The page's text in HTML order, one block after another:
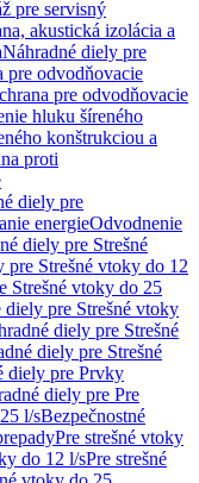
pre servisný
akustická izolácia a
Náhradné diely pre
pre odvodňovacie
pre odvodňovacie
hluku šíreného
konštrukciou a
proti
diely pre
energieOdvodnenie
diely pre Strešné
pre Strešné vtoky do 12
Strešné vtoky do 25
diely pre Strešné vtoky
diely pre Strešné
diely pre Strešné
diely pre Prvky
diely pre Pre
l/sBezpečnostné
Pre strešné vtoky
do 12 l/sPre strešné